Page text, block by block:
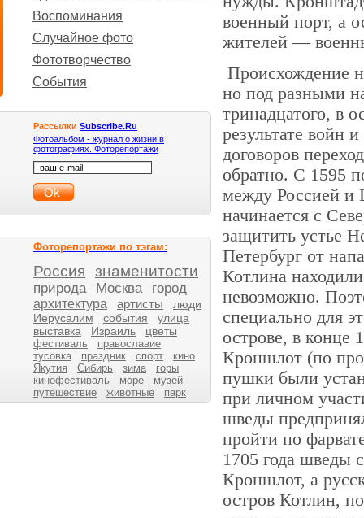
Воспоминания
Случайное фото
Фототворчество
События
Рассылки Subscribe.Ru
Фотоальбом - журнал о жизни в
фотографиях. Фоторепортажи
Фоторепортажи по тэгам:
Россия знаменитости
природа Москва город
архитектура артисты
люди
Иерусалим
события
улица
выставка
Израиль цветы
фестиваль
православие
тусовка
праздник спорт
кино
Якутия
Сибирь зима
горы
кинофестиваль
море
музей
путешествие
животные парк
военный порт, а
жителей —
Происхождение
но под разными
тринадцатого, в
результате войн
договоров
обратно. С 1595
между Россией и
начинается с
защитить устье
Петербург от
Котлина
невозможно.
специально для
острове, в конце
Кроншлот (по
пушки были
при личном
шведы
пройти по
1705 года шведы
Кроншлот, а
остров Котлин,